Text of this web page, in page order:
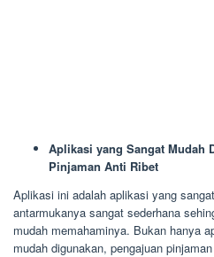
Aplikasi yang Sangat Mudah
Pinjaman Anti Ribet
Aplikasi ini adalah aplikasi yang
antarmukanya sangat sederhana
mudah memahaminya. Bukan hanya
mudah digunakan, pengajuan